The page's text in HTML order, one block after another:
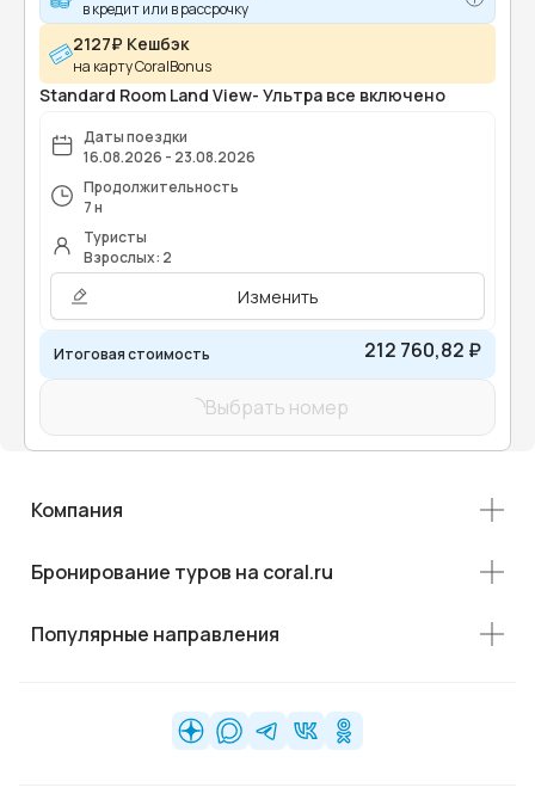
в кредит или в рассрочку
2127₽ Кешбэк
на карту CoralBonus
Standard Room Land View- Ультра все включено
Даты поездки
16.08.2026 - 23.08.2026
Продолжительность
7 н
Туристы
Взрослых: 2
Изменить
Итоговая стоимость 212 760,82 ₽
Выбрать номер
Компания
Бронирование туров на coral.ru
Популярные направления